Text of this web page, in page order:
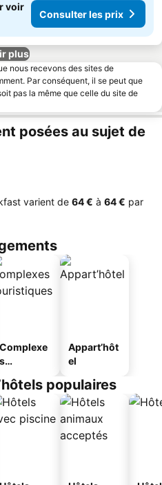
voir
Consulter les prix
plus
nous recevons des sites de
Par conséquent, il se peut que
pas la même que celle du site de
posées au sujet de
varient de ‎64 € à ‎64 € par
Complexe
s
s
Appart’hôt
el
populaires